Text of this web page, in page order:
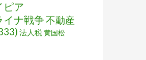
ピア
イナ戦争不動産
法人税黄国松